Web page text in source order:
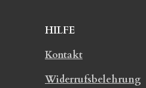
HILFE
Kontakt
Widerrufsbelehrung